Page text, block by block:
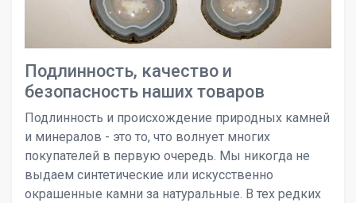
Подлинность, качество и
безопасность наших товаров
Подлинность и происхождение природных камней
и минералов - это то, что волнует многих
покупателей в первую очередь. Мы никогда не
выдаем синтетические или искусственно
окрашенные камни за натуральные. В тех редких